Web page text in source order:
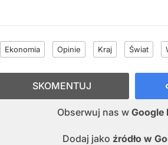
Ekonomia Opinie Kraj Świat
Obserwuj nas w Google
Dodaj jako źródło w
SKOMENTUJ